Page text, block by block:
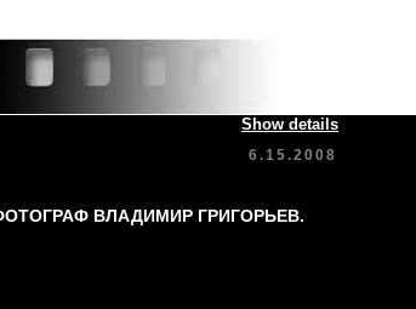
Show details
6.15.2008
ВЛАДИМИР ГРИГОРЬЕВ.